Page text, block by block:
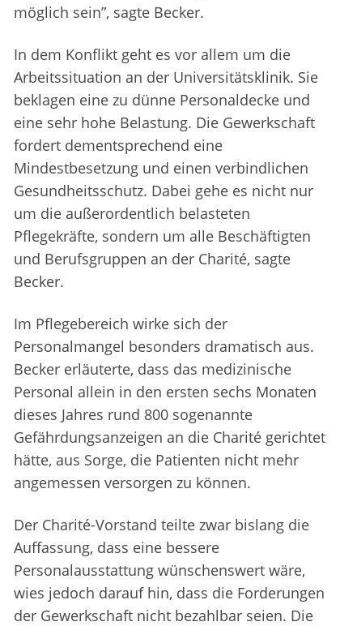
möglich sein”, sagte Becker.
In dem Konflikt geht es vor allem um die
Arbeitssituation an der Universitätsklinik. Sie
beklagen eine zu dünne Personaldecke und
eine sehr hohe Belastung. Die Gewerkschaft
fordert dementsprechend eine
Mindestbesetzung und einen verbindlichen
Gesundheitsschutz. Dabei gehe es nicht nur
um die außerordentlich belasteten
Pflegekräfte, sondern um alle Beschäftigten
und Berufsgruppen an der Charité, sagte
Becker.
Im Pflegebereich wirke sich der
Personalmangel besonders dramatisch aus.
Becker erläuterte, dass das medizinische
Personal allein in den ersten sechs Monaten
dieses Jahres rund 800 sogenannte
Gefährdungsanzeigen an die Charité gerichtet
hätte, aus Sorge, die Patienten nicht mehr
angemessen versorgen zu können.
Der Charité-Vorstand teilte zwar bislang die
Auffassung, dass eine bessere
Personalausstattung wünschenswert wäre,
wies jedoch darauf hin, dass die Forderungen
der Gewerkschaft nicht bezahlbar seien. Die